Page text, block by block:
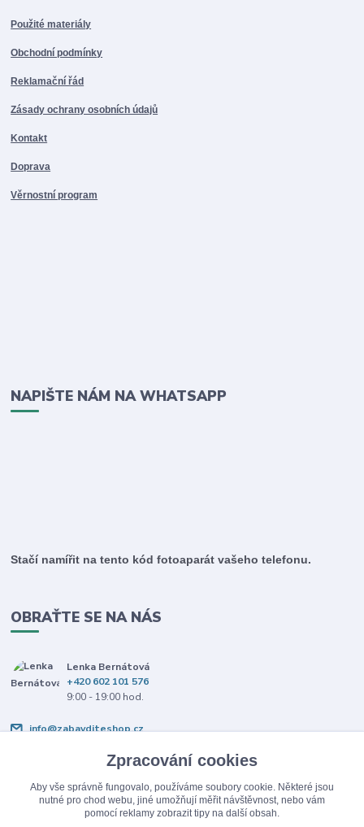
Použité materiály
Obchodní podmínky
Reklamační řád
Zásady ochrany osobních údajů
Kontakt
Doprava
Věrnostní program
NAPIŠTE NÁM NA WHATSAPP
Stačí namířit na tento kód fotoaparát vašeho telefonu.
OBRAŤTE SE NA NÁS
Lenka Bernátová
+420 602 101 576
9:00 - 19:00 hod.
info@zabavditeshop.cz
Zpracování cookies
Aby vše správně fungovalo, používáme soubory cookie. Některé jsou
nutné pro chod webu, jiné umožňují měřit návštěvnost, nebo vám
pomocí reklamy zobrazit tipy na další obsah.